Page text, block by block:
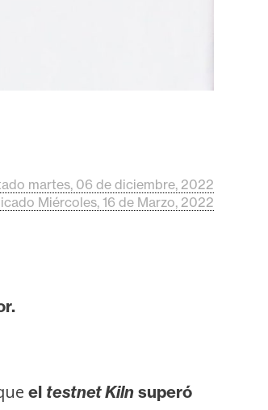
martes, 06 de diciembre, 2022
Miércoles, 16 de Marzo, 2022
el testnet Kiln superó